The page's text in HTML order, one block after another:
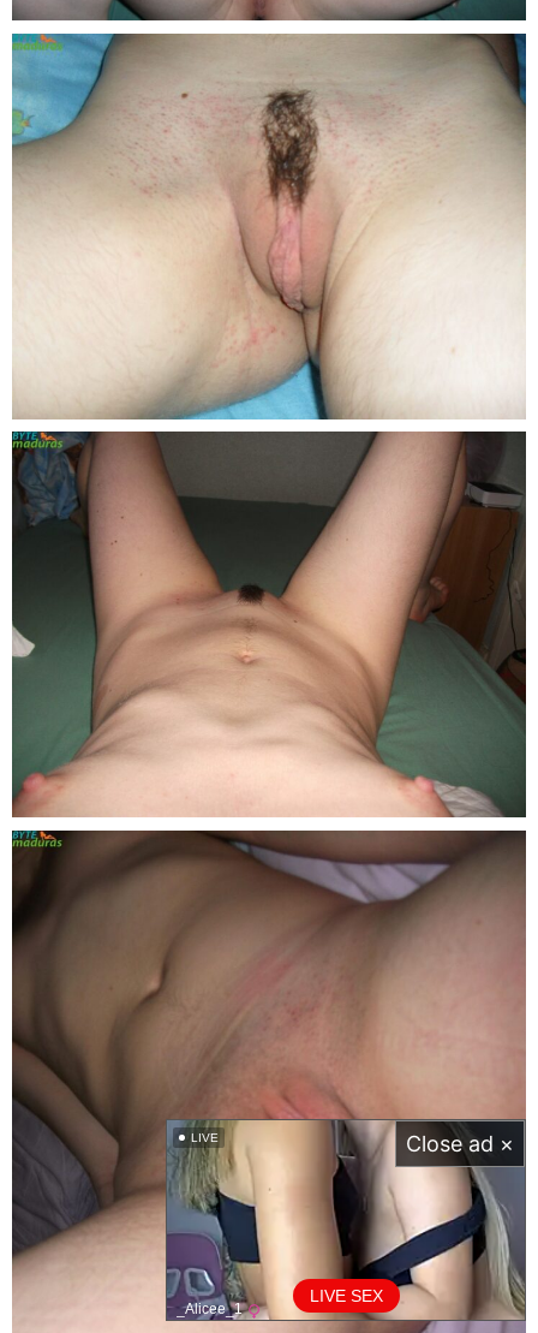
LIVE SEX
LIVE
_Alicee_1
Close ad ×